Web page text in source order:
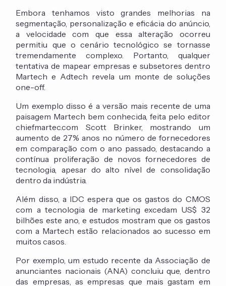
Embora tenhamos visto grandes melhorias na
segmentação, personalização e eficácia do anúncio,
a velocidade com que essa alteração ocorreu
permitiu que o cenário tecnológico se tornasse
tremendamente complexo. Portanto, qualquer
tentativa de mapear empresas e subsetores dentro
Martech e Adtech revela um monte de soluções
one-off.
Um exemplo disso é a versão mais recente de uma
paisagem Martech bem conhecida, feita pelo editor
chiefmartec.com Scott Brinker, mostrando um
aumento de 27% anos no número de fornecedores
em comparação com o ano passado, destacando a
contínua proliferação de novos fornecedores de
tecnologia, apesar do alto nível de consolidação
dentro da indústria.
Além disso, a IDC espera que os gastos do CMOS
com a tecnologia de marketing excedam US$ 32
bilhões este ano, e estudos mostram que os gastos
com a Martech estão relacionados ao sucesso em
muitos casos.
Por exemplo, um estudo recente da Associação de
anunciantes nacionais (ANA) concluiu que, dentro
das empresas, as empresas que mais gastam em